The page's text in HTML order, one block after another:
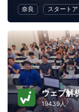
奈良
スタート
ウェブ解
19439人